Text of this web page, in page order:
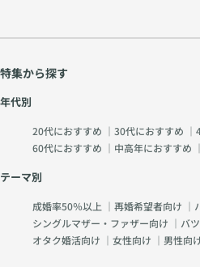
特集から探す
年代別
20代におすすめ ｜ 30代におすすめ ｜
60代におすすめ ｜ 中高年におすすめ ｜
テーマ別
成婚率50％以上 ｜ 再婚希望者向け ｜
シングルマザー・ファザー向け ｜ バ
オタク婚活向け ｜ 女性向け ｜ 男性向